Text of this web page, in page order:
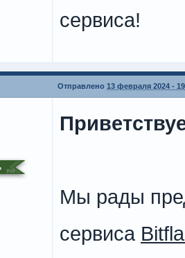
сервиса!
Отправлено 13 февраля 2024 -
Мы рады
сервиса